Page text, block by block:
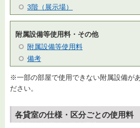
3階（展示場）
附属設備等使用料・その他
附属設備等使用料
備考
※一部の部屋で使用できない附属設備が
ださい。
各貸室の仕様・区分ごとの使用料